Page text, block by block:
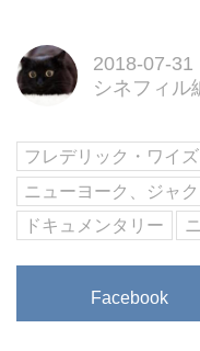
2018-07-31
シネフィル
フレデリック・ワイ
ニューヨーク、ジャ
ドキュメンタリー
Facebook